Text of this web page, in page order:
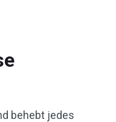
behebt jedes